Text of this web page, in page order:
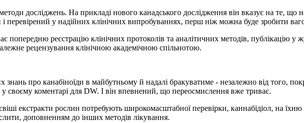
досліджень. На прикладі нового канадського дослідження він вказує на те,
у надійних клінічних випробуваннях, перш ніж можна буде зробити
попередню реєстрацію клінічних протоколів та аналітичних методів, публікацію у
рецензування клінічною академічною спільнотою.
знань про канабіноїди в майбутньому й надалі бракуватиме - незалежно від того,
своєму коментарі для DW. І він впевнений, що переосмислення вже триває.
екстракти рослин потребують широкомасштабної перевірки, каннабідіол, на
доповненням до інших методів лікування.